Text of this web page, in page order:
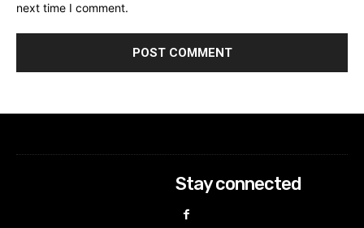
next time I comment.
Stay connected